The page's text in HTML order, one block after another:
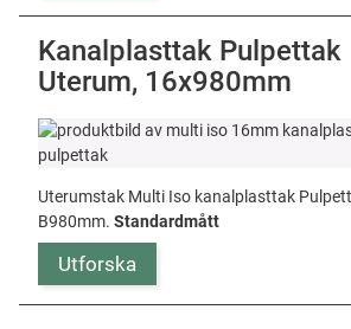
Kanalplasttak Pulpettak
Uterum, 16x980mm
Uterumstak Multi Iso kanalplasttak
B980mm. Standardmått
Utforska